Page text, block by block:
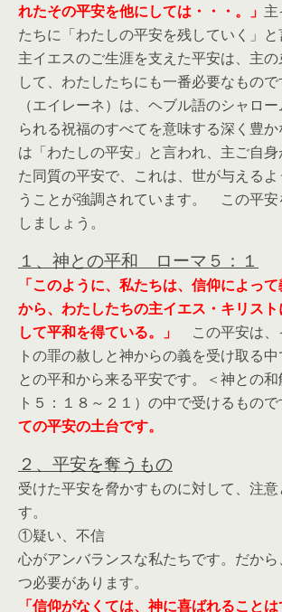
れたその平安を他にしては・・・。」
たちに「わたしの平安を残していく」と
主イエスのご生涯を支えた平安は、主
して、わたしたちにも一番必要なもので
（エイレーネ）は、ヘブル語のシャロ
られる祝福のすべてを意味する深く豊
は「わたしの平安」と言われ、主ご自
た同質の平安で、これは、世が与える
うことが強調されています。 この平安
しましょう。
１、神との平和 ローマ５：１
「このように、私たちは、信仰によっ
から、わたしたちの主イエス・キリス
して平和を得ている。」
この平安は、
トの罪の赦しと神からの義を受け取る
との平和から来る平安です。＜神との
ト５：１８～２１）の中で受けるもので
ての平安の土台です。
２、平安を奪うもの
受けた平安を脅かすものに対して、注
す。
①疑い、不信
心がアンバランスな私たちです。だか
つ必要があります。
「信仰がなくては、神に喜ばれること